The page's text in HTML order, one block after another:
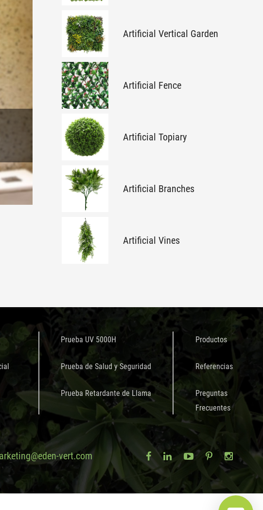
Artificial Vertical Garden
Artificial Fence
Artificial Topiary
Artificial Branches
Artificial Vines
Prueba UV 5000H
Prueba de Salud y Seguridad
Prueba Retardante de Llama
Productos
Referencias
Preguntas
Frecuentes
vert.com